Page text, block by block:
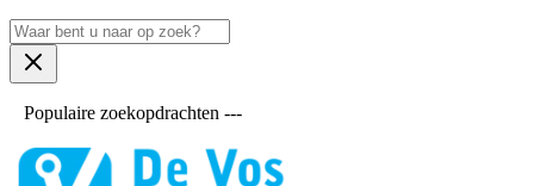
Populaire zoekopdrachten ---